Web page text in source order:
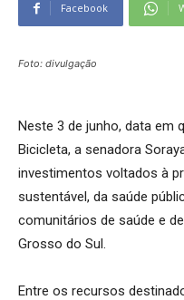
Facebook
Foto: divulgação
Neste 3 de junho, data em
Bicicleta, a senadora
investimentos voltados à
sustentável, da saúde
comunitários de saúde e
Grosso do Sul.
Entre os recursos